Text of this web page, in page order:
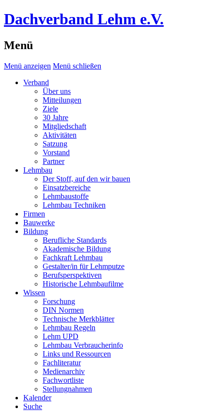
Dachverband Lehm e.V.
Menü
Menü anzeigen Menü schließen
Verband
Über uns
Mitteilungen
Ziele
30 Jahre
Mitgliedschaft
Aktivitäten
Satzung
Vorstand
Partner
Lehmbau
Der Stoff, auf den wir bauen
Einsatzbereiche
Lehmbaustoffe
Lehmbau Techniken
Firmen
Bauwerke
Bildung
Berufliche Standards
Akademische Bildung
Fachkraft Lehmbau
Gestalter/in für Lehmputze
Berufsperspektiven
Historische Lehmbaufilme
Wissen
Forschung
DIN Normen
Technische Merkblätter
Lehmbau Regeln
Lehm UPD
Lehmbau Verbraucherinfo
Links und Ressourcen
Fachliteratur
Medienarchiv
Fachwortliste
Stellungnahmen
Kalender
Suche